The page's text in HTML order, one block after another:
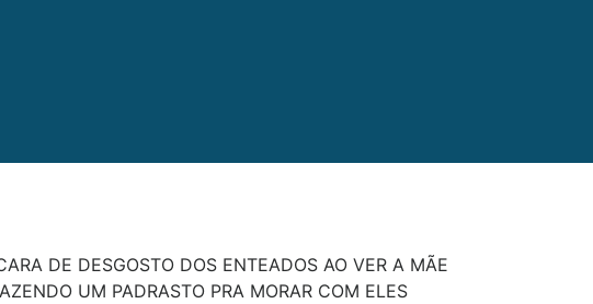
DE DESGOSTO DOS ENTEADOS AO VER A MÃE
UM PADRASTO PRA MORAR COM ELES